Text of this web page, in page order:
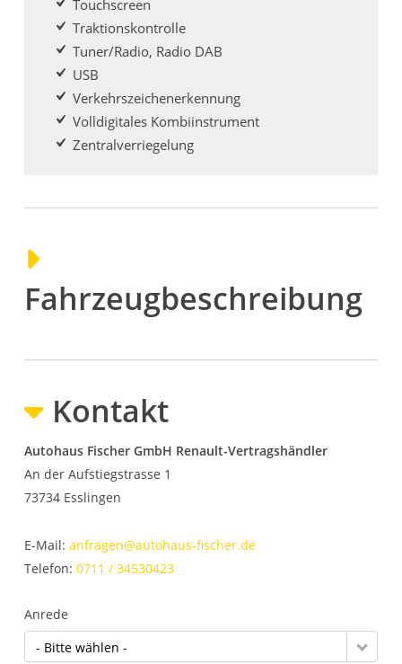
Touchscreen
Traktionskontrolle
Tuner/Radio, Radio DAB
USB
Verkehrszeichenerkennung
Volldigitales Kombiinstrument
Zentralverriegelung
Fahrzeugbeschreibung
Kontakt
Autohaus Fischer GmbH Renault-Vertragshändler
An der Aufstiegstrasse 1
73734 Esslingen
E-Mail:anfragen@autohaus-fischer.de
Telefon:0711 / 34530423
Anrede
- Bitte wählen -